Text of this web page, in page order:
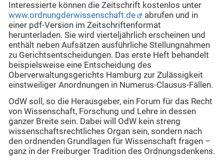
Interessierte können die Zeitschrift kostenlos unter
www.ordnungderwissenschaft.de
abrufen und in
einer pdf-Version im Zeitschriftenformat
herunterladen. Sie wird vierteljährlich erscheinen und
enthält neben Aufsätzen ausführliche Stellungnahmen
zu Gerichtsentscheidungen. Das erste Heft behandelt
beispielsweise eine Entscheidung des
Oberverwaltungsgerichts Hamburg zur Zulässigkeit
einstweiliger Anordnungen in Numerus-Clausus-Fällen.
OdW soll, so die Herausgeber, ein Forum für das Recht
von Wissenschaft, Forschung und Lehre in dessen
ganzer Breite sein. Dabei will OdW kein streng
wissenschaftsrechtliches Organ sein, sondern nach
den ordnenden Grundlagen für Wissenschaft fragen –
ganz in der Freiburger Tradition des Ordnungsdenkens.